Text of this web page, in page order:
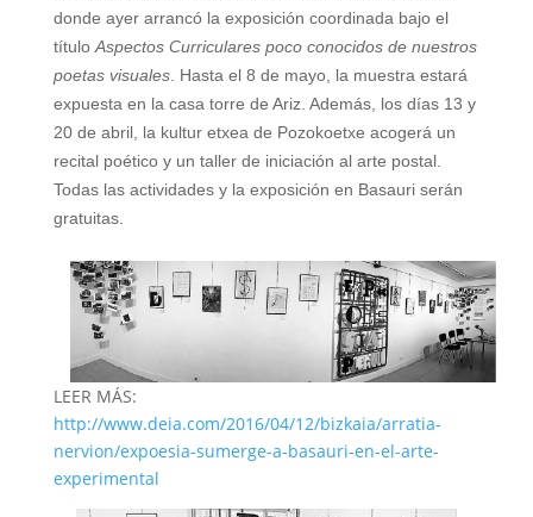
donde ayer arrancó la exposición coordinada bajo el
título Aspectos Curriculares poco conocidos de nuestros
poetas visuales. Hasta el 8 de mayo, la muestra estará
expuesta en la casa torre de Ariz. Además, los días 13 y
20 de abril, la kultur etxea de Pozokoetxe acogerá un
recital poético y un taller de iniciación al arte postal.
Todas las actividades y la exposición en Basauri serán
gratuitas.
LEER MÁS:
http://www.deia.com/2016/04/12/bizkaia/arratia-
nervion/expoesia-sumerge-a-basauri-en-el-arte-
experimental